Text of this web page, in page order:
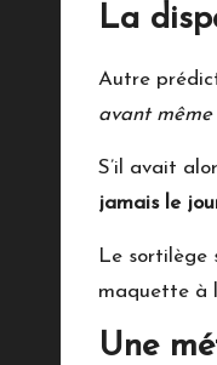
La
Autre
avant même
S’il avait
jamais le
Le sortilège
maquette à
Une